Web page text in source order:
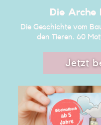
Die Arche
Die Geschichte vom
den Tieren. 60
Jetzt